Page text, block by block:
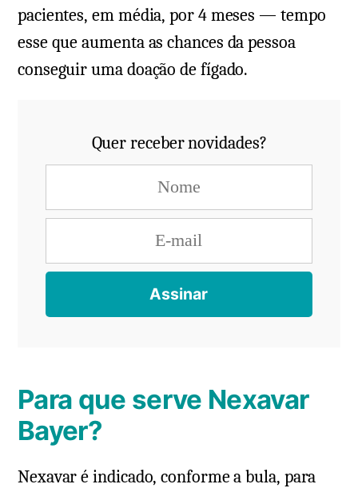
pacientes, em média, por 4 meses — tempo
esse que aumenta as chances da pessoa
conseguir uma doação de fígado.
Quer receber novidades?
Para que serve Nexavar
Bayer?
Nexavar é indicado, conforme a bula, para